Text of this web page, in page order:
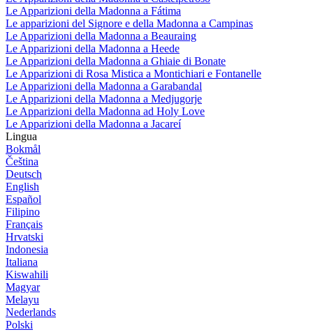
Le Apparizioni della Madonna a Fátima
Le apparizioni del Signore e della Madonna a Campinas
Le Apparizioni della Madonna a Beauraing
Le Apparizioni della Madonna a Heede
Le Apparizioni della Madonna a Ghiaie di Bonate
Le Apparizioni di Rosa Mistica a Montichiari e Fontanelle
Le Apparizioni della Madonna a Garabandal
Le Apparizioni della Madonna a Medjugorje
Le Apparizioni della Madonna ad Holy Love
Le Apparizioni della Madonna a Jacareí
Lingua
Bokmål
Čeština
Deutsch
English
Español
Filipino
Français
Hrvatski
Indonesia
Italiana
Kiswahili
Magyar
Melayu
Nederlands
Polski